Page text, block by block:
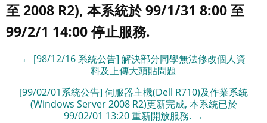
至 2008 R2), 本系統於 99/1/31 8:00 至
99/2/1 14:00 停止服務.
← [98/12/16 系統公告] 解決部分同學無法修改個人資
料及上傳大頭貼問題
[99/02/01系統公告] 伺服器主機(Dell R710)及作業系統
(Windows Server 2008 R2)更新完成, 本系統已於
99/02/01 13:20 重新開放服務. →